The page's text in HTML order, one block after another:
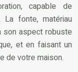
capable de
La fonte, matériau
son aspect robuste
et en faisant un
de votre maison.